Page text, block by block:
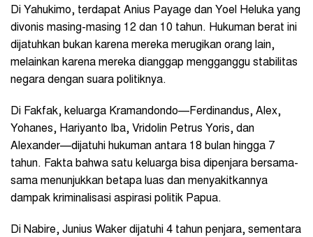
Di Yahukimo, terdapat Anius Payage dan Yoel Heluka yang
divonis masing-masing 12 dan 10 tahun. Hukuman berat ini
dijatuhkan bukan karena mereka merugikan orang lain,
melainkan karena mereka dianggap mengganggu stabilitas
negara dengan suara politiknya.
Di Fakfak, keluarga Kramandondo—Ferdinandus, Alex,
Yohanes, Hariyanto Iba, Vridolin Petrus Yoris, dan
Alexander—dijatuhi hukuman antara 18 bulan hingga 7
tahun. Fakta bahwa satu keluarga bisa dipenjara bersama-
sama menunjukkan betapa luas dan menyakitkannya
dampak kriminalisasi aspirasi politik Papua.
Di Nabire, Junius Waker dijatuhi 4 tahun penjara, sementara